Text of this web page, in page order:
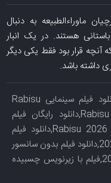
از شکارچیان ماوراءالطبیعه به دنبال
هستند. در یک انبار
آنچه قرار بود فقط یکی دیگر
داشته باشد.
دانلود فیلم Rabisu 2026,دانلود فیلم سینمایی Rabisu
2026,دانلود فیلم بدون سانسور Rabisu 2026,دانلود رایگان فیلم
Rabisu 2026,فیلم با زیرنویس چسبیده Rabisu 2026,دانلود فیلم
ربیس 2026,دانلود فیلم سینمایی ربیس 2026,دانلود فیلم بدون سانسور
ربیس 2026,دانلود رایگان فیلم ربیس 2026,فیلم با زیرنویس چسبیده